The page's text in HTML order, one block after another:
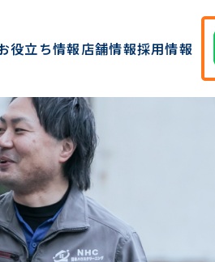
役立ち情報店舗情報採用情報